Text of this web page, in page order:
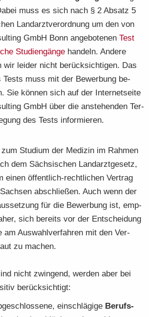
muss es sich nach § 2 Ab­satz 5
Land­arzt­ver­ord­nung um den von
GmbH Bonn an­ge­bo­te­nen Test
Stu­di­en­gän­ge han­deln. An­de­re
wir lei­der nicht be­rück­sich­ti­gen. Das
Tests muss mit der Be­wer­bung be­
Sie kön­nen sich auf der In­ter­net­sei­te
GmbH über die an­ste­hen­den Ter­
des Tests in­for­mie­ren.
Stu­di­um der Me­di­zin im Rah­men
dem Säch­si­schen Land­arzt­ge­setz,
einen öffentlich-​rechtlichen Ver­trag
ab­schlie­ßen. Auch wenn der
für die Be­wer­bung ist, emp­
sich be­reits vor der Ent­schei­dung
am Aus­wahl­ver­fah­ren mit den Ver­
zu ma­chen.
nicht zwin­gend, wer­den aber bei
be­rück­sich­tigt:
ein­schlä­gi­ge Be­rufs­